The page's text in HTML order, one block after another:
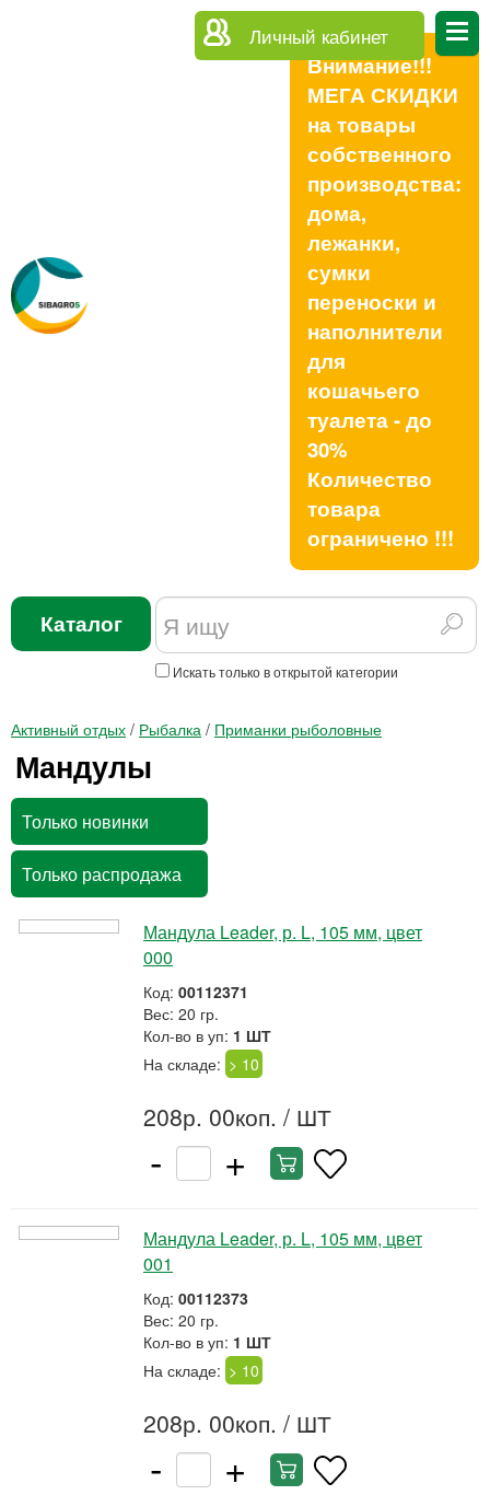
Личный кабинет
Внимание!!!
МЕГА СКИДКИ
на товары
собственного
производства:
дома,
лежанки,
сумки
переноски и
наполнители
для
кошачьего
туалета - до
30%
Количество
товара
ограничено !!!
Каталог
Искать только в открытой категории
Активный отдых / Рыбалка / Приманки рыболовные
Мандулы
Только новинки
Только распродажа
Мандула Leader, р. L, 105 мм, цвет
000
Код: 00112371
Вес: 20 гр.
Кол-во в уп: 1 ШТ
На складе: > 10
208р. 00коп. / ШТ
- +
Мандула Leader, р. L, 105 мм, цвет
001
Код: 00112373
Вес: 20 гр.
Кол-во в уп: 1 ШТ
На складе: > 10
208р. 00коп. / ШТ
- +